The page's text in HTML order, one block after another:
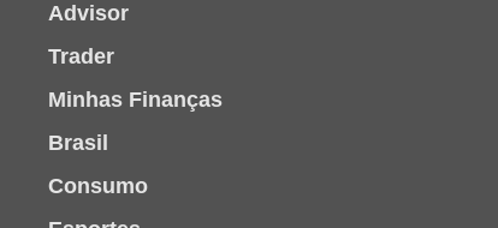
Advisor
Trader
Minhas Finanças
Brasil
Consumo